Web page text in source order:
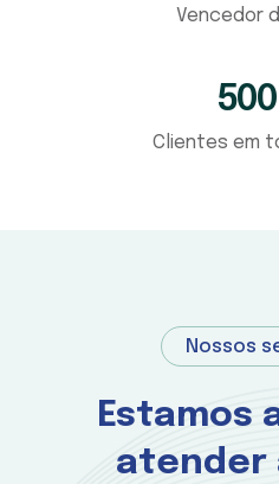
Vencedor
500
Clientes em
Nossos
Estamos
atender